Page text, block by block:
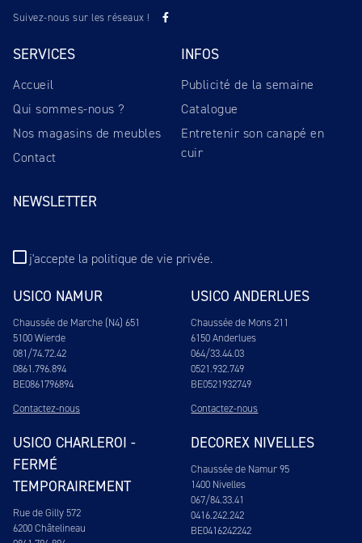
Suivez-nous sur les réseaux !
SERVICES
Accueil
Qui sommes-nous ?
Nos magasins de meubles
Contact
INFOS
Publicité de la semaine
Catalogue
Entretenir son canapé en
cuir
NEWSLETTER
j'accepte la politique de vie privée.
USICO NAMUR
Chaussée de Marche (N4) 651
5100 Wierde
081/74.72.42
0861.796.894
BE0861796894
Contactez-nous
USICO ANDERLUES
Chaussée de Mons 211
6150 Anderlues
064/33.44.03
0521.932.749
BE0521932749
Contactez-nous
USICO CHARLEROI -
FERMÉ
TEMPORAIREMENT
Rue de Gilly 572
6200 Châtelineau
DECOREX NIVELLES
Chaussée de Namur 95
1400 Nivelles
067/84.33.41
0416.242.242
BE0416242242